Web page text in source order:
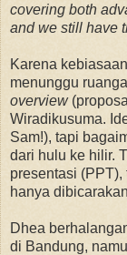
covering both
and we still have
Karena
menunggu
overview
Wiradikusuma.
Sam!), tapi
dari hulu ke hilir.
presentasi
hanya
Dhea
di Bandung,